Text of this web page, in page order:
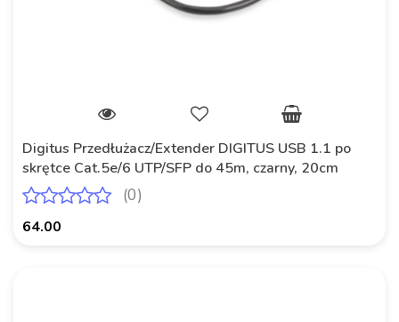
Digitus Przedłużacz/Extender DIGITUS USB 1.1 po
skrętce Cat.5e/6 UTP/SFP do 45m, czarny, 20cm
(0)
64.00